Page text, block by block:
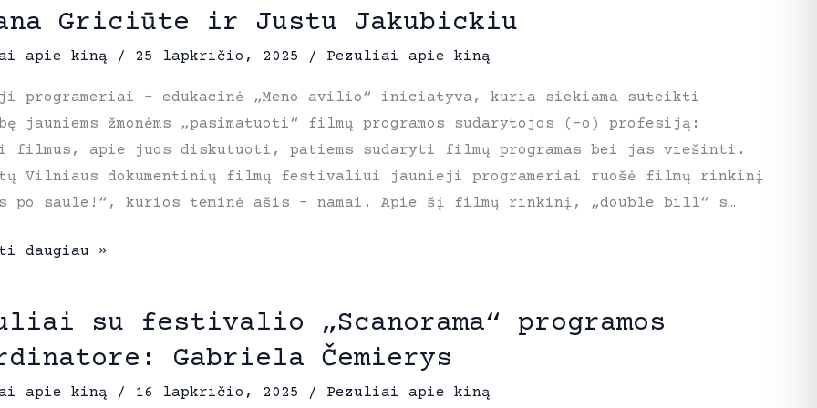
Griciūte ir Justu Jakubickiu
apie kiną / 25 lapkričio, 2025 / Pezuliai apie kiną
programeriai – edukacinė „Meno avilio“ iniciatyva, kuria siekiama suteikti
jauniems žmonėms „pasimatuoti“ filmų programos sudarytojos (-o) profesiją:
filmus, apie juos diskutuoti, patiems sudaryti filmų programas bei jas viešinti.
Vilniaus dokumentinių filmų festivaliui jaunieji programeriai ruošė filmų rinkinį
po saule!“, kurios teminė ašis – namai. Apie šį filmų rinkinį, „double bill“ s…
daugiau »
su festivalio „Scanorama“ programos
Gabriela Čemierys
apie kiną / 16 lapkričio, 2025 / Pezuliai apie kiną